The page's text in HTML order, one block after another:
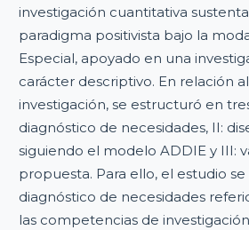
investigación cuantitativa
paradigma positivista bajo la
Especial, apoyado en una
carácter descriptivo. En relación
investigación, se estructuró en
diagnóstico de necesidades, II:
siguiendo el modelo ADDIE y III:
propuesta. Para ello, el estudio
diagnóstico de necesidades
las competencias de